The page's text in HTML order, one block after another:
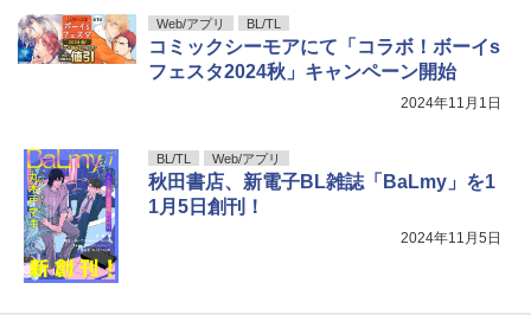
Web/アプリ BL/TL
コミックシーモアにて「コラボ！ボーイs
フェスタ2024秋」キャンペーン開始
2024年11月1日
BL/TL Web/アプリ
秋田書店、新電子BL雑誌「BaLmy」を1
1月5日創刊！
2024年11月5日